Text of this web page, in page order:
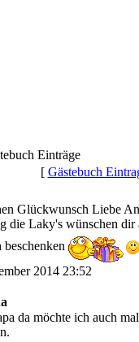
Einträge
[ Gästebuch
Glückwunsch Liebe
die Laky's wünschen dir
2014 23:52
da möchte ich auch